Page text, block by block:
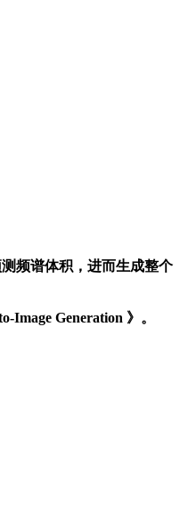
频谱体积，进而生成整个
Generation 》。